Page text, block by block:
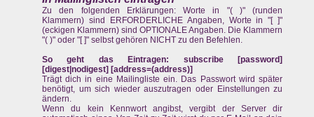
Zu den folgenden Erklärungen: Worte in "( )" (runden
Klammern) sind ERFORDERLICHE Angaben, Worte in "[ ]"
(eckigen Klammern) sind OPTIONALE Angaben. Die Klammern
"( )" oder "[ ]" selbst gehören NICHT zu den Befehlen.
So geht das Eintragen: subscribe [password]
[digest|nodigest] [address=(address)]
Trägt dich in eine Mailingliste ein. Das Passwort wird später
benötigt, um sich wieder auszutragen oder Einstellungen zu
ändern.
Wenn du kein Kennwort angibst, vergibt der Server dir